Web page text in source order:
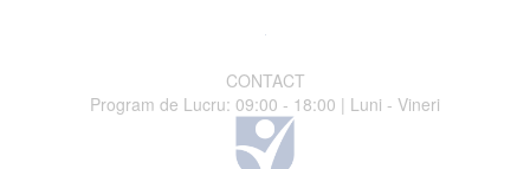
CONTACT
Program de Lucru: 09:00 - 18:00 | Luni - Vineri